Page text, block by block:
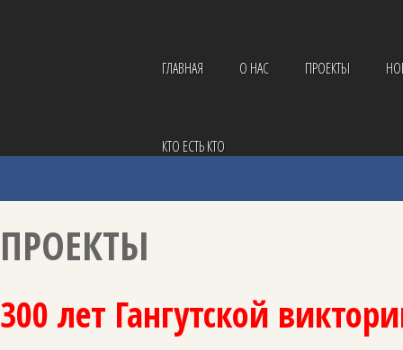
ГЛАВНАЯ О НАС ПРОЕКТЫ
КТО ЕСТЬ КТО
ПРОЕКТЫ
300 лет Гангутской